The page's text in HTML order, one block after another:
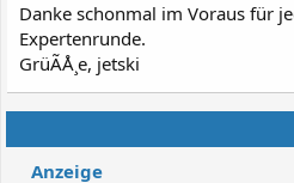
Danke schonmal im Voraus für
Expertenrunde.
GrüÃÅ¸e, jetski
Anzeige